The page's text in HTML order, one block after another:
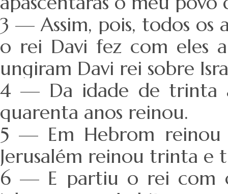
3 — Assim, pois, todos os
o rei Davi fez com eles
ungiram Davi rei sobre
4 — Da idade de trinta
quarenta anos reinou.
5 — Em Hebrom reinou
Jerusalém reinou trinta e
6 — E partiu o rei com